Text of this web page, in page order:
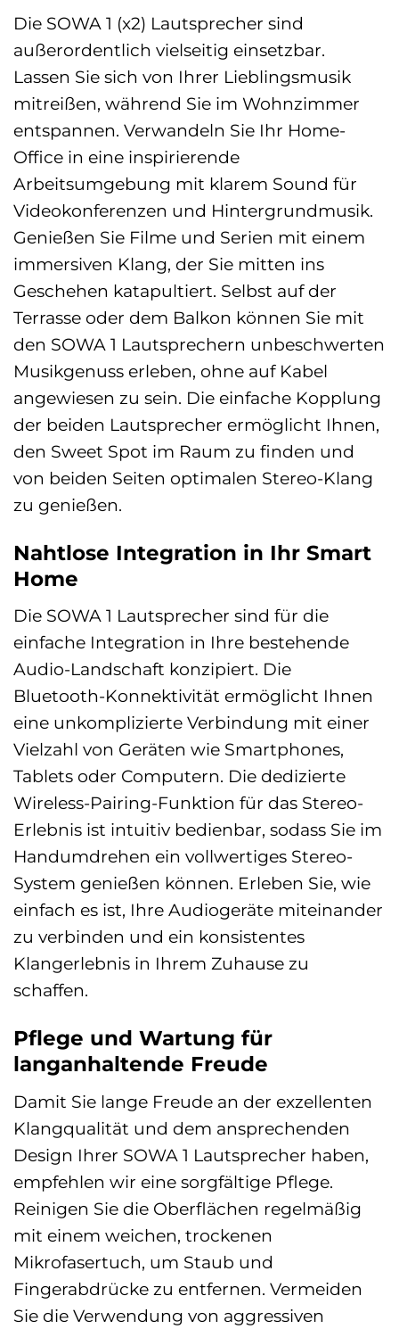
Die SOWA 1 (x2) Lautsprecher sind
außerordentlich vielseitig einsetzbar.
Lassen Sie sich von Ihrer Lieblingsmusik
mitreißen, während Sie im Wohnzimmer
entspannen. Verwandeln Sie Ihr Home-
Office in eine inspirierende
Arbeitsumgebung mit klarem Sound für
Videokonferenzen und Hintergrundmusik.
Genießen Sie Filme und Serien mit einem
immersiven Klang, der Sie mitten ins
Geschehen katapultiert. Selbst auf der
Terrasse oder dem Balkon können Sie mit
den SOWA 1 Lautsprechern unbeschwerten
Musikgenuss erleben, ohne auf Kabel
angewiesen zu sein. Die einfache Kopplung
der beiden Lautsprecher ermöglicht Ihnen,
den Sweet Spot im Raum zu finden und
von beiden Seiten optimalen Stereo-Klang
zu genießen.
Nahtlose Integration in Ihr Smart
Home
Die SOWA 1 Lautsprecher sind für die
einfache Integration in Ihre bestehende
Audio-Landschaft konzipiert. Die
Bluetooth-Konnektivität ermöglicht Ihnen
eine unkomplizierte Verbindung mit einer
Vielzahl von Geräten wie Smartphones,
Tablets oder Computern. Die dedizierte
Wireless-Pairing-Funktion für das Stereo-
Erlebnis ist intuitiv bedienbar, sodass Sie im
Handumdrehen ein vollwertiges Stereo-
System genießen können. Erleben Sie, wie
einfach es ist, Ihre Audiogeräte miteinander
zu verbinden und ein konsistentes
Klangerlebnis in Ihrem Zuhause zu
schaffen.
Pflege und Wartung für
langanhaltende Freude
Damit Sie lange Freude an der exzellenten
Klangqualität und dem ansprechenden
Design Ihrer SOWA 1 Lautsprecher haben,
empfehlen wir eine sorgfältige Pflege.
Reinigen Sie die Oberflächen regelmäßig
mit einem weichen, trockenen
Mikrofasertuch, um Staub und
Fingerabdrücke zu entfernen. Vermeiden
Sie die Verwendung von aggressiven